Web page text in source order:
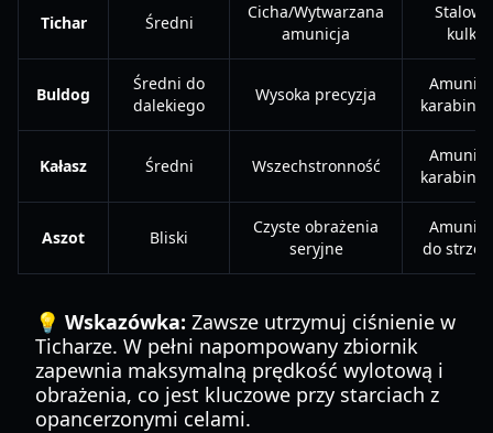
Tichar Średni
Cicha/Wytwarzana
amunicja
Stalowe
kulki
Buldog
Średni do
dalekiego
Wysoka precyzja
Kałasz Średni Wszechstronność
Aszot Bliski
Czyste obrażenia
seryjne
do
💡 Wskazówka: Zawsze utrzymuj ciśnienie w
Ticharze. W pełni napompowany zbiornik
zapewnia maksymalną prędkość wylotową i
obrażenia, co jest kluczowe przy starciach z
opancerzonymi celami.